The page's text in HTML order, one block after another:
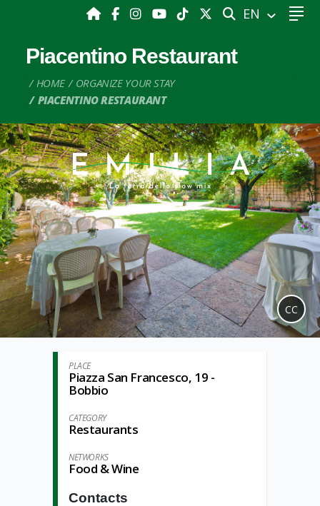
SEARCH
EN
Piacentino Restaurant
HOME
ORGANIZE YOUR STAY
PIACENTINO RESTAURANT
CC
PLACE
Piazza San Francesco, 19 -
Bobbio
CATEGORY
Restaurants
NETWORKS
Food & Wine
Contacts